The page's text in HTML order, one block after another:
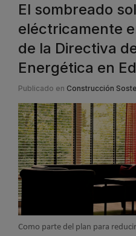
El sombreado
eléctricamente
de la Directiva
Energética en
Publicado en Construcción
Como parte del plan para